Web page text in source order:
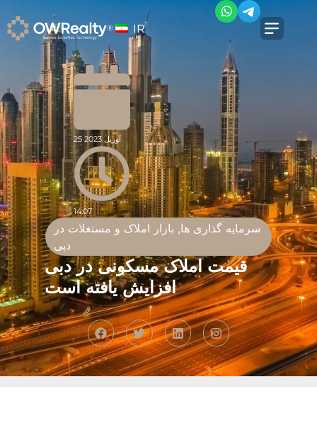
IR
25 آوریل 2023
14:07
سرمایه گذاری ها, بازار املاک و مستغلات در
دبی
قیمت املاک مسکونی در دبی
افزایش یافته است